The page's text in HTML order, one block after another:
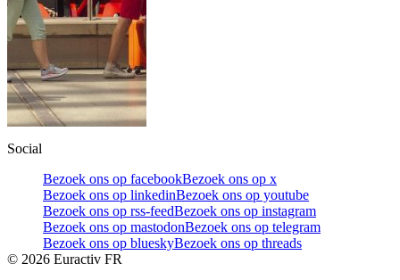
Social
Bezoek ons op facebookBezoek ons op x
Bezoek ons op linkedinBezoek ons op youtube
Bezoek ons op rss-feedBezoek ons op instagram
Bezoek ons op mastodonBezoek ons op telegram
Bezoek ons op blueskyBezoek ons op threads
© 2026 Euractiv FR